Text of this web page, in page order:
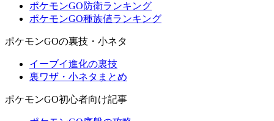
ポケモンGO防衛ランキング
ポケモンGO種族値ランキング
ポケモンGOの裏技・小ネタ
イーブイ進化の裏技
裏ワザ・小ネタまとめ
ポケモンGO初心者向け記事